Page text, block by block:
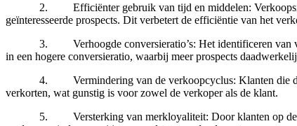
2. Efficiënter gebruik van tijd en middelen:
geïnteresseerde prospects. Dit verbetert de efficiëntie van het
3. Verhoogde conversieratio’s: Het identificeren van
in een hogere conversieratio, waarbij meer prospects
4. Vermindering van de verkoopcyclus: Klanten die
verkorten, wat gunstig is voor zowel de verkoper als de klant.
5. Versterking van merkloyaliteit: Door klanten op de juiste